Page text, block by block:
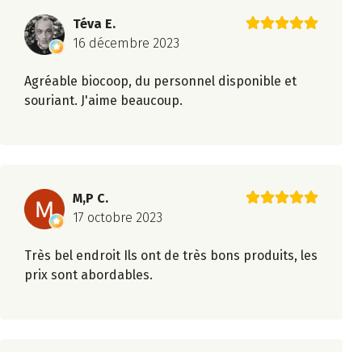
Téva E.
16 décembre 2023
Agréable biocoop, du personnel disponible et
souriant. J'aime beaucoup.
M,P C.
17 octobre 2023
Très bel endroit Ils ont de très bons produits, les
prix sont abordables.